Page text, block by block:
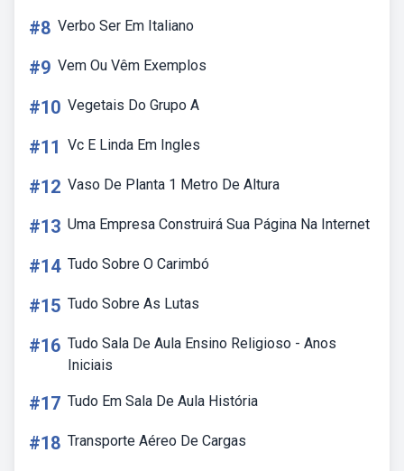
#8 Verbo Ser Em Italiano
#9 Vem Ou Vêm Exemplos
#10 Vegetais Do Grupo A
#11 Vc E Linda Em Ingles
#12 Vaso De Planta 1 Metro De Altura
#13 Uma Empresa Construirá Sua Página Na Internet
#14 Tudo Sobre O Carimbó
#15 Tudo Sobre As Lutas
#16 Tudo Sala De Aula Ensino Religioso - Anos
Iniciais
#17 Tudo Em Sala De Aula História
#18 Transporte Aéreo De Cargas